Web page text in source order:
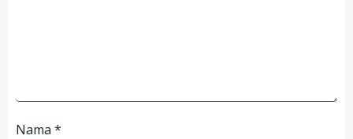
Nama *